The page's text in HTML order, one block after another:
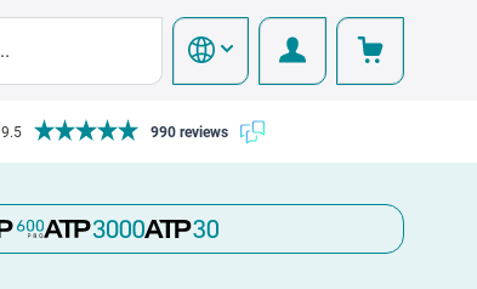
9.5 990 reviews